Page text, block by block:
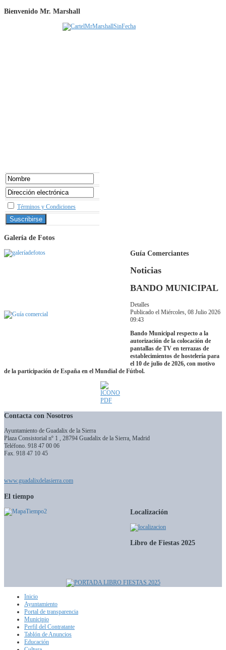
Bienvenido Mr. Marshall
Términos y Condiciones
Galería de Fotos
Guía Comerciantes
Noticias
BANDO MUNICIPAL
Detalles
Publicado el Miércoles, 08 Julio 2026
09:43
Bando Municipal respecto a la
autorización de la colocación de
pantallas de TV en terrazas de
establecimientos de hostelería para
el 10 de julio de 2026, con motivo
de la participación de España en el Mundial de Fútbol.
Contacta con Nosotros
Ayuntamiento de Guadalix de la Sierra
Plaza Consistorial nº 1 , 28794 Guadalix de la Sierra, Madrid
Teléfono. 918 47 00 06
Fax. 918 47 10 45
www.guadalixdelasierra.com
El tiempo
Localización
Libro de Fiestas 2025
Inicio
Ayuntamiento
Portal de transparencia
Municipio
Perfil del Contratante
Tablón de Anuncios
Educación